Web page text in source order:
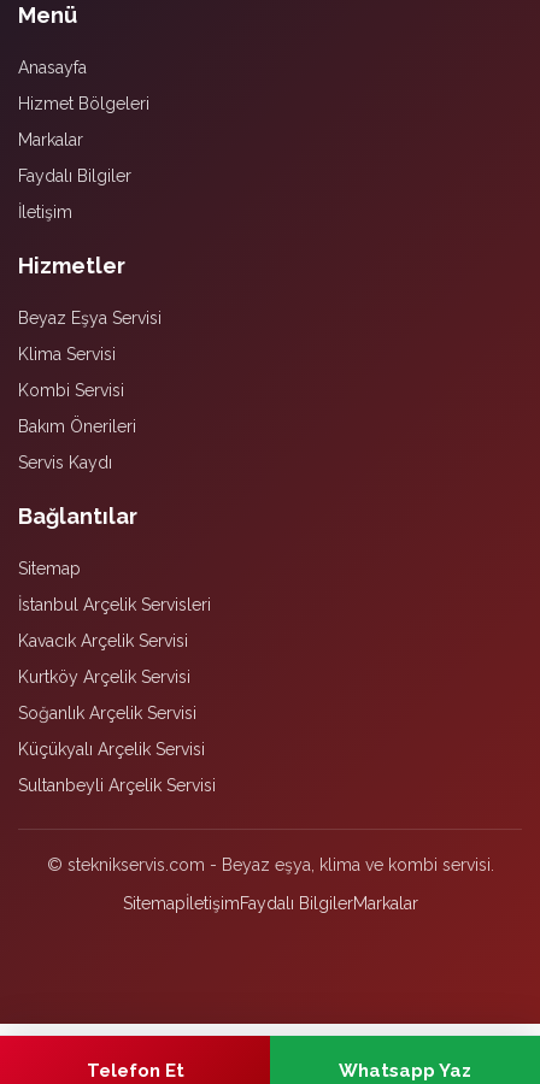
Menü
Anasayfa
Hizmet Bölgeleri
Markalar
Faydalı Bilgiler
İletişim
Hizmetler
Beyaz Eşya Servisi
Klima Servisi
Kombi Servisi
Bakım Önerileri
Servis Kaydı
Bağlantılar
Sitemap
İstanbul Arçelik Servisleri
Kavacık Arçelik Servisi
Kurtköy Arçelik Servisi
Soğanlık Arçelik Servisi
Küçükyalı Arçelik Servisi
Sultanbeyli Arçelik Servisi
© steknikservis.com - Beyaz eşya, klima ve kombi servisi.
SitemapİletişimFaydalı BilgilerMarkalar
Telefon Et Whatsapp Yaz